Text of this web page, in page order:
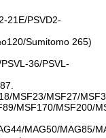
21E/PSVD2-
Sumitomo 265)
36/PSVL-
MSF23/MSF27/
MSF170/MSF200/
MAG50/MAG85/